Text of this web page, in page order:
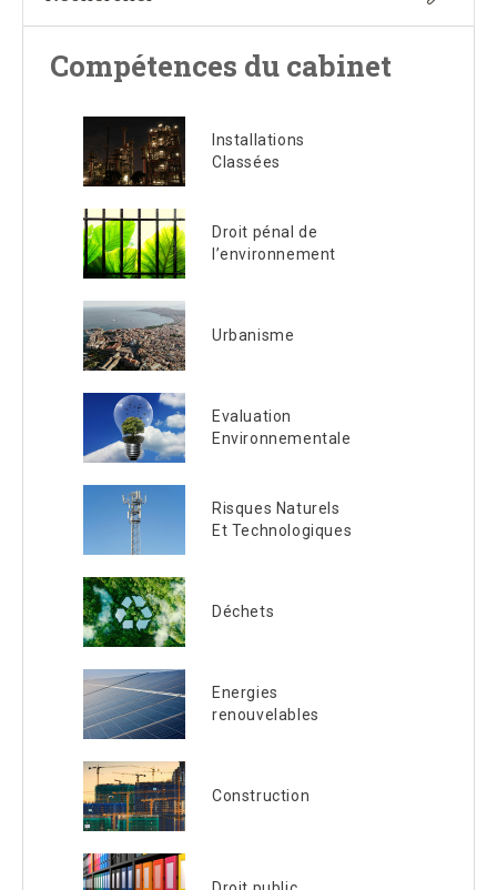
Compétences du cabinet
Installations
Classées
Droit pénal de
l’environnement
Urbanisme
Evaluation
Environnementale
Risques Naturels
Et Technologiques
Déchets
Energies
renouvelables
Construction